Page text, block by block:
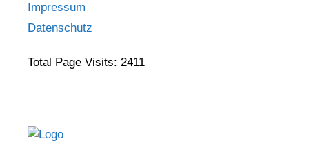
Impressum
Datenschutz
Total Page Visits: 2411